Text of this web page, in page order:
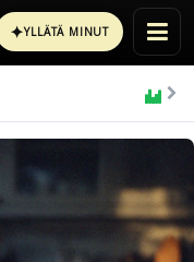
✦YLLÄTÄ MINUT